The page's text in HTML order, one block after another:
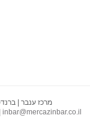
מרכז ענבר | ברנדס,
inbar@mercazinbar.co.il
|